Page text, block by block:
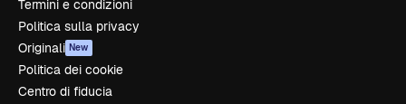
Termini e condizioni
Politica sulla privacy
Originali New
Politica dei cookie
Centro di fiducia